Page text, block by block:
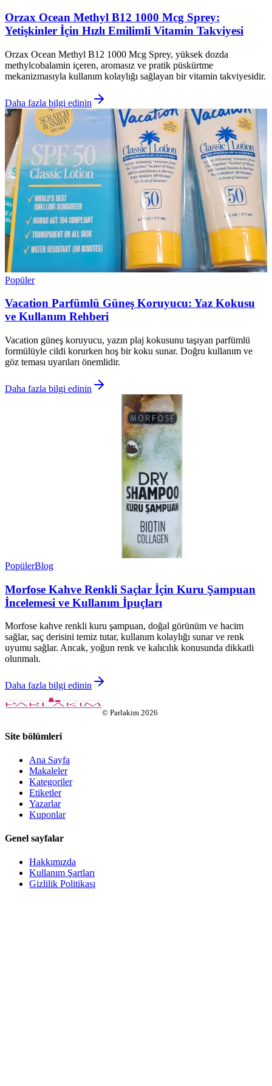
Orzax Ocean Methyl B12 1000 Mcg Sprey:
Yetişkinler İçin Hızlı Emilimli Vitamin Takviyesi
Orzax Ocean Methyl B12 1000 Mcg Sprey, yüksek dozda
methylcobalamin içeren, aromasız ve pratik püskürtme
mekanizmasıyla kullanım kolaylığı sağlayan bir vitamin takviyesidir.
Daha fazla bilgi edinin
Popüler
Vacation Parfümlü Güneş Koruyucu: Yaz Kokusu
ve Kullanım Rehberi
Vacation güneş koruyucu, yazın plaj kokusunu taşıyan parfümlü
formülüyle cildi korurken hoş bir koku sunar. Doğru kullanım ve
göz teması uyarıları önemlidir.
Daha fazla bilgi edinin
PopülerBlog
Morfose Kahve Renkli Saçlar İçin Kuru Şampuan
İncelemesi ve Kullanım İpuçları
Morfose kahve renkli kuru şampuan, doğal görünüm ve hacim
sağlar, saç derisini temiz tutar, kullanım kolaylığı sunar ve renk
uyumu sağlar. Ancak, yoğun renk ve kalıcılık konusunda dikkatli
olunmalı.
Daha fazla bilgi edinin
© Parlakim 2026
Site bölümleri
Ana Sayfa
Makaleler
Kategoriler
Etiketler
Yazarlar
Kuponlar
Genel sayfalar
Hakkımızda
Kullanım Şartları
Gizlilik Politikası